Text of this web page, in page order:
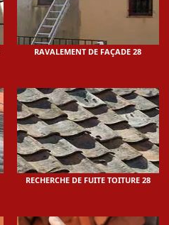
RAVALEMENT DE FAÇADE 28
RECHERCHE DE FUITE TOITURE 28